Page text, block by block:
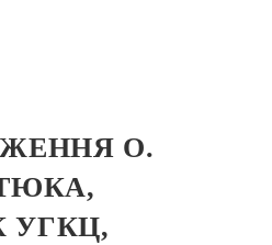
О.
УГКЦ,